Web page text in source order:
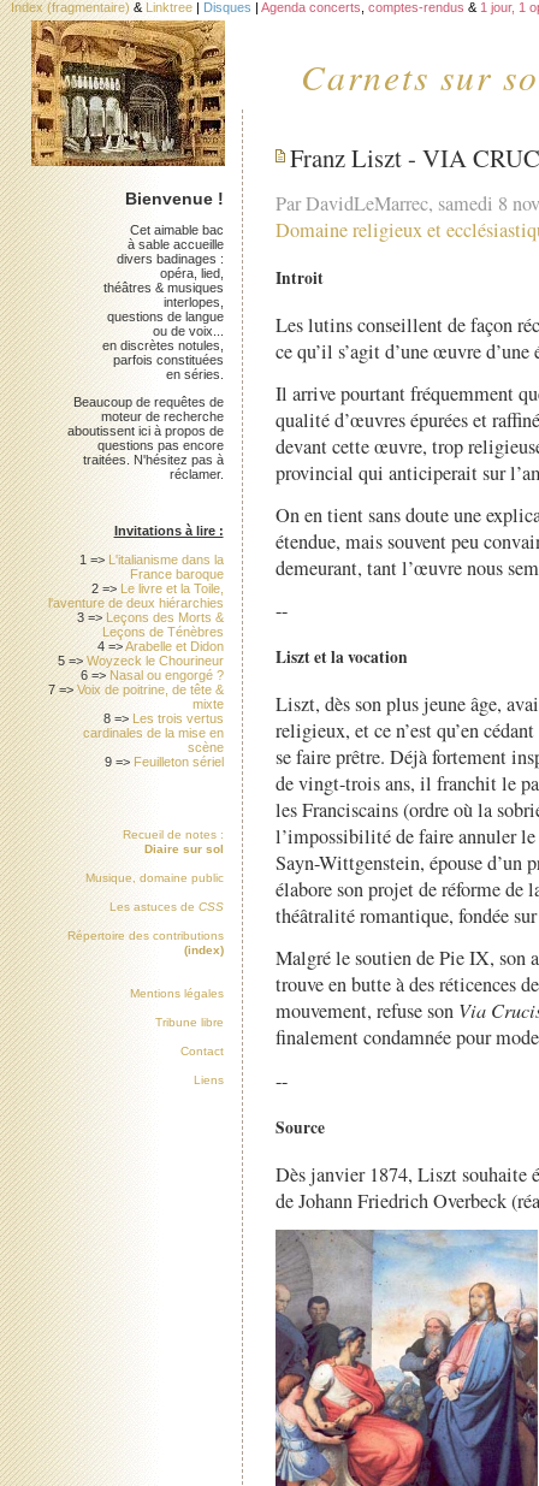
Carnets sur
Index (fragmentaire) & Linktree | Disques | Agenda concerts comptes-rendus & 1 jour, 1
Franz Liszt - VIA
Par DavidLeMarrec, samedi 8
Domaine religieux et
Introit
Les lutins conseillent de façon
ce qu’il s’agit d’une œuvre
Il arrive pourtant fréquemment
qualité d’œuvres épurées et
devant cette œuvre, trop
provincial qui anticiperait sur
On en tient sans doute une
étendue, mais souvent peu
demeurant, tant l’œuvre nous
--
Liszt et la vocation
Liszt, dès son plus jeune âge,
religieux, et ce n’est qu’en
se faire prêtre. Déjà fortement
de vingt-trois ans, il franchit le
les Franciscains (ordre où la
l’impossibilité de faire annuler le
Sayn-Wittgenstein, épouse d’un
élabore son projet de réforme de
théâtralité romantique, fondée
Malgré le soutien de Pie IX, son
trouve en butte à des réticences
mouvement, refuse son Via
finalement condamnée pour
--
Source
Dès janvier 1874, Liszt souhaite
de Johann Friedrich Overbeck
Bienvenue !
Cet aimable bac
à sable accueille
divers badinages :
opéra, lied,
théâtres & musiques
interlopes,
questions de langue
ou de voix...
en discrètes notules,
parfois constituées
en séries.
Beaucoup de requêtes de
moteur de recherche
aboutissent ici à propos de
questions pas encore
traitées. N'hésitez pas à
réclamer.
Invitations à lire :
1 => L'italianisme dans la
France baroque
2 => Le livre et la Toile,
l'aventure de deux hiérarchies
3 => Leçons des Morts &
Leçons de Ténèbres
4 =>Arabelle et Didon
5 =>Woyzeck le Chourineur
6 => Nasal ou engorgé ?
7 =>Voix de poitrine, de tête &
mixte
8 => Les trois vertus
cardinales de la mise en
scène
9 => Feuilleton sériel
Recueil de notes :
Diaire sur sol
Musique, domaine public
Les astuces de CSS
Répertoire des contributions
(index)
Mentions légales
Tribune libre
Contact
Liens